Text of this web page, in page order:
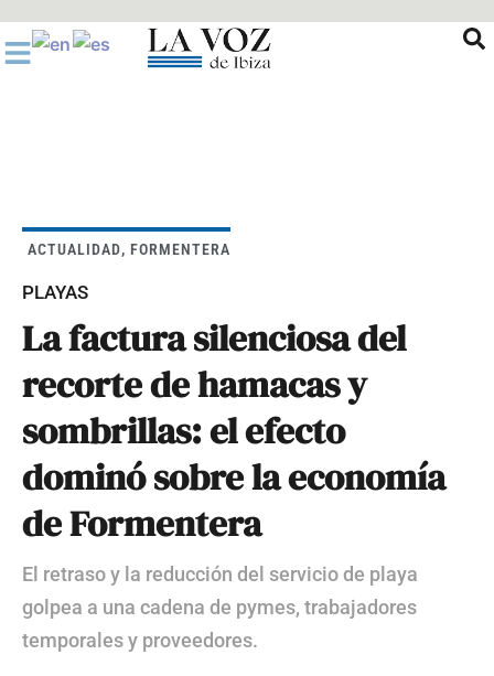
al
contenido
ACTUALIDAD, FORMENTERA
PLAYAS
La factura silenciosa del
recorte de hamacas y
sombrillas: el efecto
dominó sobre la economía
de Formentera
El retraso y la reducción del servicio de playa
golpea a una cadena de pymes, trabajadores
temporales y proveedores.